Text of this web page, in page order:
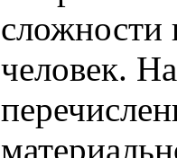
сложности
человек.